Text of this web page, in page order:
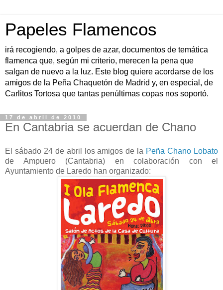
Papeles Flamencos
irá recogiendo, a golpes de azar, documentos de temática
flamenca que, según mi criterio, merecen la pena que
salgan de nuevo a la luz. Este blog quiere acordarse de los
amigos de la Peña Chaquetón de Madrid y, en especial, de
Carlitos Tortosa que tantas penúltimas copas nos soportó.
17 de abril de 2010
En Cantabria se acuerdan de Chano
El sábado 24 de abril los amigos de la Peña Chano Lobato
de Ampuero (Cantabria) en colaboración con el
Ayuntamiento de Laredo han organizado: